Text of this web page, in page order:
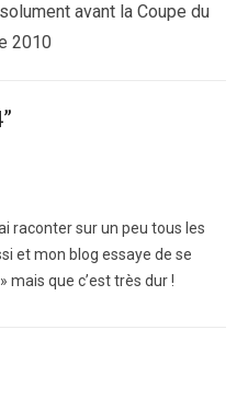
avant la Coupe du
2010
”
raconter sur un peu tous les
et mon blog essaye de se
mais que c’est très dur !